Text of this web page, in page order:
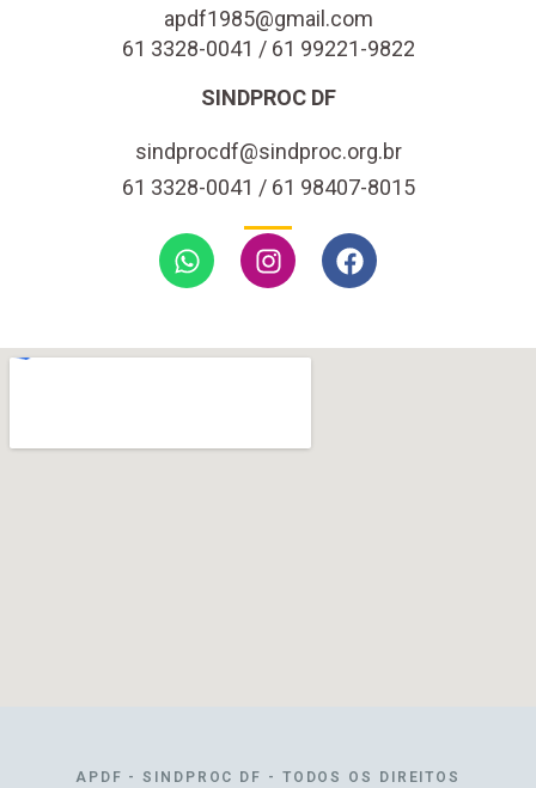
apdf1985@gmail.com
61 3328-0041 / 61 99221-9822
SINDPROC DF
sindprocdf@sindproc.org.br
61 3328-0041 / 61 98407-8015
APDF - SINDPROC DF - TODOS OS DIREITOS